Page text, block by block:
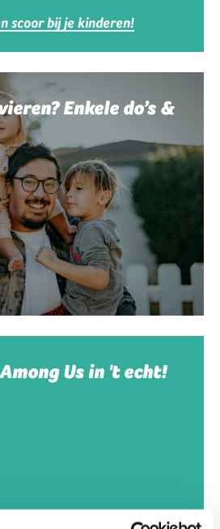
scoor bij je kinderen!
Enkele do’s &
Us in 't echt!